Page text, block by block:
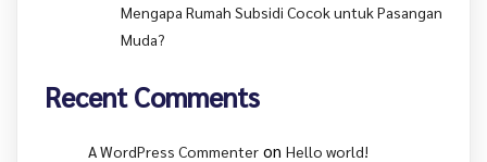
Mengapa Rumah Subsidi Cocok untuk Pasangan
Muda?
Recent Comments
A WordPress Commenter on Hello world!